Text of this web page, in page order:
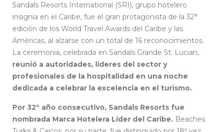
Sandals Resorts International (SRI), grupo hotelero
insignia en el Caribe, fue el gran protagonista de la 32°
edición de los World Travel Awards del Caribe y las
Américas, al alzarse con un total de 16 reconocimientos.
La ceremonia, celebrada en Sandals Grande St. Lucian,
reunió a autoridades, líderes del sector y
profesionales de la hospitalidad en una noche
dedicada a celebrar la excelencia en el turismo.
Por 32º año consecutivo, Sandals Resorts fue
nombrada Marca Hotelera Líder del Caribe. Beaches